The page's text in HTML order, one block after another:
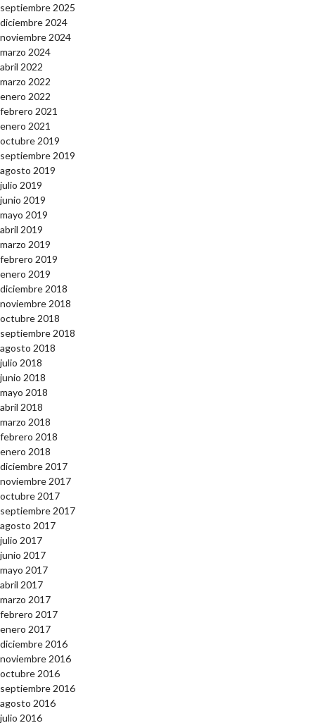
septiembre 2025
diciembre 2024
noviembre 2024
marzo 2024
abril 2022
marzo 2022
enero 2022
febrero 2021
enero 2021
octubre 2019
septiembre 2019
agosto 2019
julio 2019
junio 2019
mayo 2019
abril 2019
marzo 2019
febrero 2019
enero 2019
diciembre 2018
noviembre 2018
octubre 2018
septiembre 2018
agosto 2018
julio 2018
junio 2018
mayo 2018
abril 2018
marzo 2018
febrero 2018
enero 2018
diciembre 2017
noviembre 2017
octubre 2017
septiembre 2017
agosto 2017
julio 2017
junio 2017
mayo 2017
abril 2017
marzo 2017
febrero 2017
enero 2017
diciembre 2016
noviembre 2016
octubre 2016
septiembre 2016
agosto 2016
julio 2016